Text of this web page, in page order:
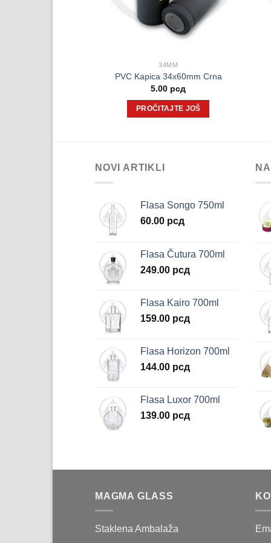
34MM
PVC Kapica 34x60mm Crna
5.00 рсд
PROČITAJTE JOŠ
NOVI ARTIKLI
Flasa Songo 750ml
60.00 рсд
Flasa Čutura 700ml
249.00 рсд
Flasa Kairo 700ml
159.00 рсд
Flasa Horizon 700ml
144.00 рсд
Flasa Luxor 700ml
139.00 рсд
MAGMA GLASS
Staklena Ambalaža